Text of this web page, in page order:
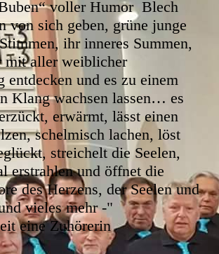
voller Humor Blech
von sich geben, grüne junge
ihr inneres Summen,
mit aller weiblicher
entdecken und es zu einem
Klang wachsen lassen… es
erwärmt, lässt einen
schelmisch lachen, löst
streichelt die Seelen,
erstrahlen und öffnet die
des Herzens, der Seelen und
vieles mehr -"
eine Zuhörerin